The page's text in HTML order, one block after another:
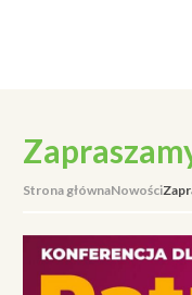
Strona głównaNowości